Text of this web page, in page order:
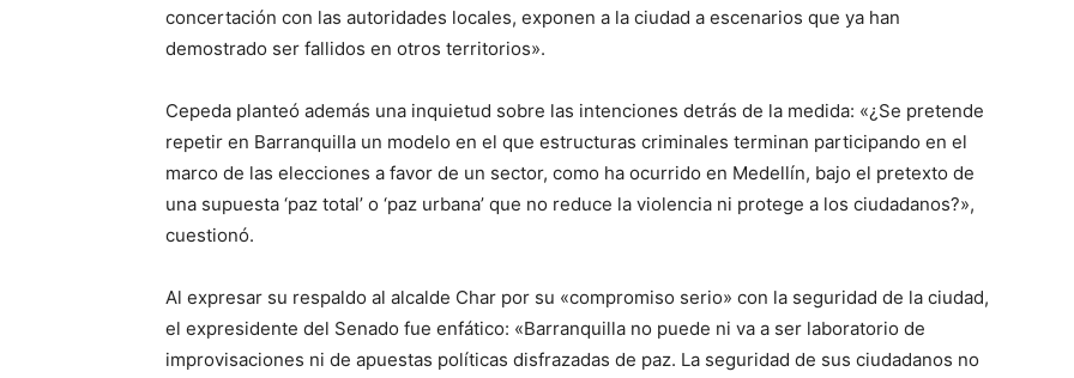
concertación con las autoridades locales, exponen a la ciudad a escenarios que ya han
demostrado ser fallidos en otros territorios».
Cepeda planteó además una inquietud sobre las intenciones detrás de la medida: «¿Se pretende
repetir en Barranquilla un modelo en el que estructuras criminales terminan participando en el
marco de las elecciones a favor de un sector, como ha ocurrido en Medellín, bajo el pretexto de
una supuesta ‘paz total’ o ‘paz urbana’ que no reduce la violencia ni protege a los ciudadanos?»,
cuestionó.
Al expresar su respaldo al alcalde Char por su «compromiso serio» con la seguridad de la ciudad,
el expresidente del Senado fue enfático: «Barranquilla no puede ni va a ser laboratorio de
improvisaciones ni de apuestas políticas disfrazadas de paz. La seguridad de sus ciudadanos no